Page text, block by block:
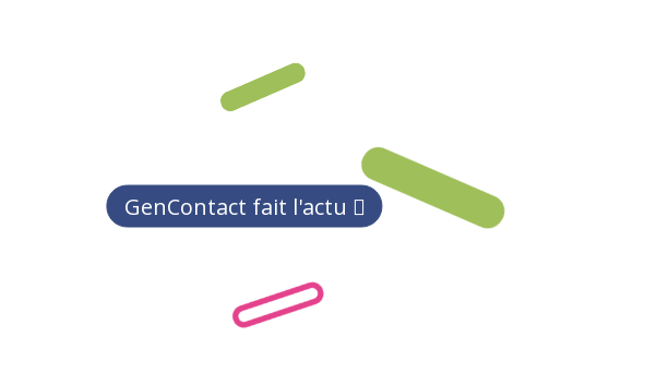
GenContact fait l'actu